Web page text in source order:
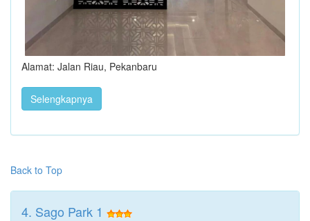
Alamat: Jalan Riau, Pekanbaru
Selengkapnya
Back to Top
4. Sago Park 1